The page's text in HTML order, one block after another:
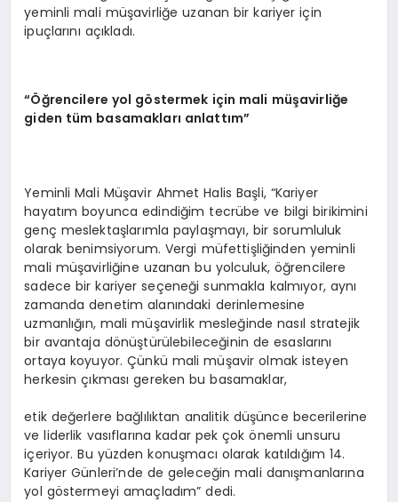
yeminli mali müşavirliğe uzanan bir kariyer için
ipuçlarını açıkladı.
“Öğrencilere yol göstermek için mali müşavirliğe
giden tüm basamakları anlattım”
Yeminli Mali Müşavir Ahmet Halis Başli, “Kariyer
hayatım boyunca edindiğim tecrübe ve bilgi birikimini
genç meslektaşlarımla paylaşmayı, bir sorumluluk
olarak benimsiyorum. Vergi müfettişliğinden yeminli
mali müşavirliğine uzanan bu yolculuk, öğrencilere
sadece bir kariyer seçeneği sunmakla kalmıyor, aynı
zamanda denetim alanındaki derinlemesine
uzmanlığın, mali müşavirlik mesleğinde nasıl stratejik
bir avantaja dönüştürülebileceğinin de esaslarını
ortaya koyuyor. Çünkü mali müşavir olmak isteyen
herkesin çıkması gereken bu basamaklar,
etik değerlere bağlılıktan analitik düşünce becerilerine
ve liderlik vasıflarına kadar pek çok önemli unsuru
içeriyor. Bu yüzden konuşmacı olarak katıldığım 14.
Kariyer Günleri’nde de geleceğin mali danışmanlarına
yol göstermeyi amaçladım” dedi.